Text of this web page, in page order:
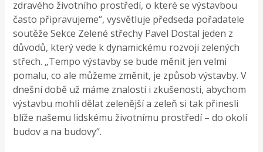
zdravého životního prostředí, o které se výstavbou
často připravujeme“, vysvětluje předseda pořadatele
soutěže Sekce Zelené střechy Pavel Dostal jeden z
důvodů, který vede k dynamickému rozvoji zelených
střech. „Tempo výstavby se bude měnit jen velmi
pomalu, co ale můžeme změnit, je způsob výstavby. V
dnešní době už máme znalosti i zkušenosti, abychom
výstavbu mohli dělat zelenější a zeleň si tak přinesli
blíže našemu lidskému životnímu prostředí – do okolí
budov a na budovy“.